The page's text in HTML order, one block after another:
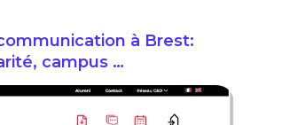
à Brest:
campus …